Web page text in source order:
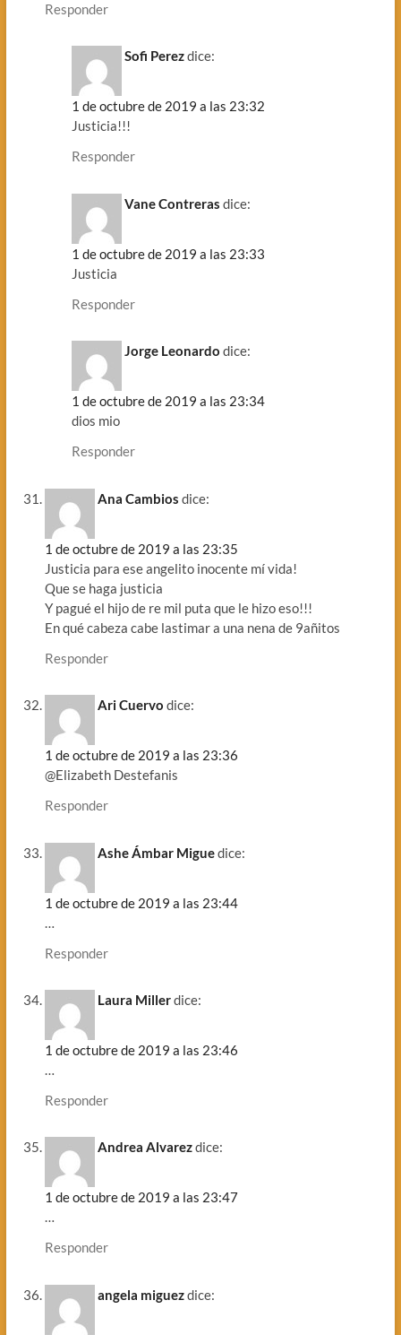
Responder
Sofi Perezdice:
1 de octubre de 2019 a las 23:32
Justicia!!!
Responder
Vane Contreras dice:
1 de octubre de 2019 a las 23:33
Justicia
Responder
Jorge Leonardo dice:
1 de octubre de 2019 a las 23:34
dios mio
Responder
Ana Cambios dice:
1 de octubre de 2019 a las 23:35
Justicia para ese angelito inocente mí vida!
Que se haga justicia
Y pagué el hijo de re mil puta que le hizo eso!!!
En qué cabeza cabe lastimar a una nena de 9añitos
Responder
Ari Cuervo dice:
1 de octubre de 2019 a las 23:36
@Elizabeth Destefanis
Responder
Ashe Ámbar Miguedice:
1 de octubre de 2019 a las 23:44
Responder
Laura Millerdice:
1 de octubre de 2019 a las 23:46
…
Responder
Andrea Alvarezdice:
1 de octubre de 2019 a las 23:47
…
Responder
angela miguezdice: